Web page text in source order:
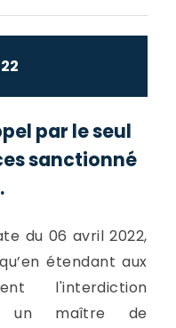
par le seul
sanctionné
du 06 avril 2022,
étendant aux
l'interdiction
un maître de